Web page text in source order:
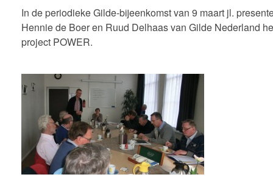
In de periodieke Gilde-bijeenkomst van 9 maart jl.
Hennie de Boer en Ruud Delhaas van Gilde Nederland
project POWER.